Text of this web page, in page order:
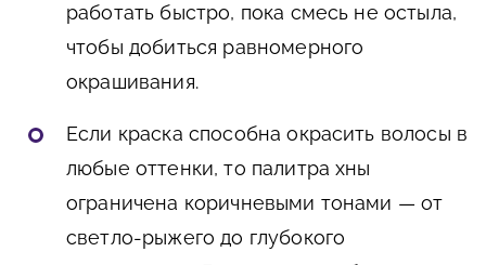
работать быстро, пока смесь не остыла,
чтобы добиться равномерного
окрашивания.
Если краска способна окрасить волосы в
любые оттенки, то палитра хны
ограничена коричневыми тонами — от
светло-рыжего до глубокого